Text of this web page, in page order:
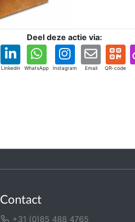
Deel deze actie via:
Linkedin WhatsApp Instagram Email QR-code
Contact
+31 (0)85 488 4765